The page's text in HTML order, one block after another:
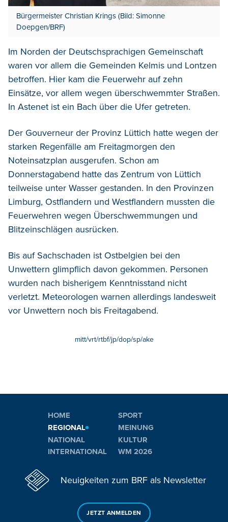
Bürgermeister Christian Krings (Bild: Simonne
Doepgen/BRF)
Im Norden der Deutschsprachigen Gemeinschaft
waren vor allem die Gemeinden Kelmis und Lontzen
betroffen. Hier kam die Feuerwehr auf zehn
Einsätze, vor allem wegen überschwemmter Straßen.
In Astenet ist ein Bach über die Ufer getreten.
Der Gouverneur der Provinz Lüttich hatte wegen der
starken Regenfälle am Freitagmorgen den
Noteinsatzplan ausgerufen. Schon am
Donnerstagabend hatte das Zentrum von Lüttich
teilweise unter Wasser gestanden. In den Provinzen
Limburg, Ostflandern und Westflandern mussten die
Feuerwehren wegen Überschwemmungen und
Blitzeinschlägen ausrücken.
Bis auf Sachschaden ist Ostbelgien bei den
Unwettern glimpflich davon gekommen. Personen
wurden nach bisherigem Kenntnisstand nicht
verletzt. Meteorologen warnen allerdings landesweit
vor Unwettern noch bis Freitagabend.
mitt/vrt/rtbf/jp/dop/sp/ake
HOME
REGIONAL
NATIONAL
INTERNATIONAL
SPORT
MEINUNG
KULTUR
WM 2026
Neuigkeiten zum BRF als Newsletter
JETZT ANMELDEN